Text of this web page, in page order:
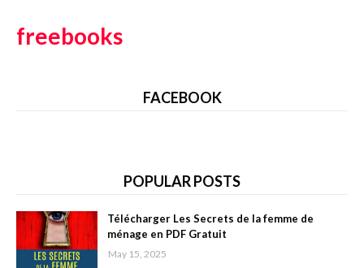
freebooks
FACEBOOK
POPULAR POSTS
Télécharger Les Secrets de la femme de
ménage en PDF Gratuit
May 15, 2025